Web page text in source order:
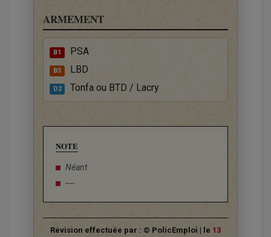
ARMEMENT
B1 PSA
B3 LBD
D2 Tonfa ou BTD / Lacry
NOTE
Néant
----
Révision effectuée par : © PolicEmploi | le 13